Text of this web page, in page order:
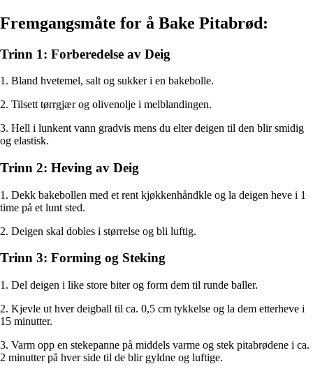
Fremgangsmåte for å Bake Pitabrød:
Trinn 1: Forberedelse av Deig
1. Bland hvetemel, salt og sukker i en bakebolle.
2. Tilsett tørrgjær og olivenolje i melblandingen.
3. Hell i lunkent vann gradvis mens du elter deigen til den blir smidig
og elastisk.
Trinn 2: Heving av Deig
1. Dekk bakebollen med et rent kjøkkenhåndkle og la deigen heve i 1
time på et lunt sted.
2. Deigen skal dobles i størrelse og bli luftig.
Trinn 3: Forming og Steking
1. Del deigen i like store biter og form dem til runde baller.
2. Kjevle ut hver deigball til ca. 0,5 cm tykkelse og la dem etterheve i
15 minutter.
3. Varm opp en stekepanne på middels varme og stek pitabrødene i ca.
2 minutter på hver side til de blir gyldne og luftige.